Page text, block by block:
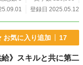
登録日 2025.05.12
お気に入り追加 17
》スキルと共に第二